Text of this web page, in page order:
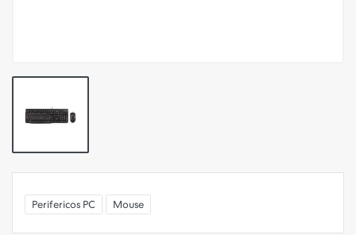
Perifericos PC Mouse